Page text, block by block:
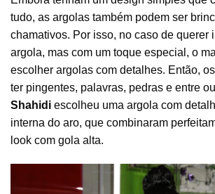
tudo, as argolas também podem ser
chamativos. Por isso, no caso de querer
argola, mas com um toque especial, o
escolher argolas com detalhes. Então,
ter pingentes, palavras, pedras e entre
Shahidi escolheu uma argola com
interna do aro, que combinaram
look com gola alta.